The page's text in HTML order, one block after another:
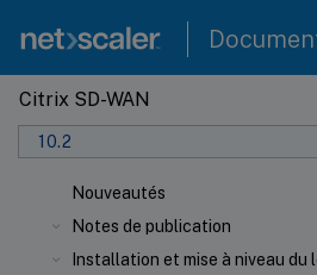
Citrix SD-WAN
10.2
Nouveautés
Notes de publication
Installation et mise à niveau du